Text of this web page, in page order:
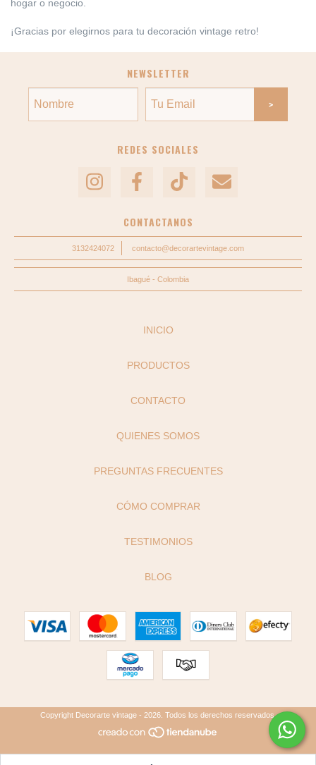
hogar o negocio.
¡Gracias por elegirnos para tu decoración vintage retro!
NEWSLETTER
REDES SOCIALES
CONTACTANOS
3132424072 contacto@decorartevintage.com
Ibagué - Colombia
INICIO
PRODUCTOS
CONTACTO
QUIENES SOMOS
PREGUNTAS FRECUENTES
CÓMO COMPRAR
TESTIMONIOS
BLOG
Copyright Decorarte vintage - 2026. Todos los derechos reservados.